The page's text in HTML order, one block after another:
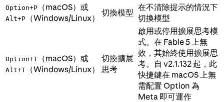
Option+P （macOS）或
Alt+P （Windows/Linux）
切換模型
在不清除提示的情況下
切換模型
Option+T （macOS）或
Alt+T （Windows/Linux）
切換擴展
思考
啟用或停用擴展思考模
式。在 Fable 5 上無
效，其始終使用擴展思
考。自 v2.1.132 起，此
快捷鍵在 macOS 上無
需配置 Option 為
Meta 即可運作